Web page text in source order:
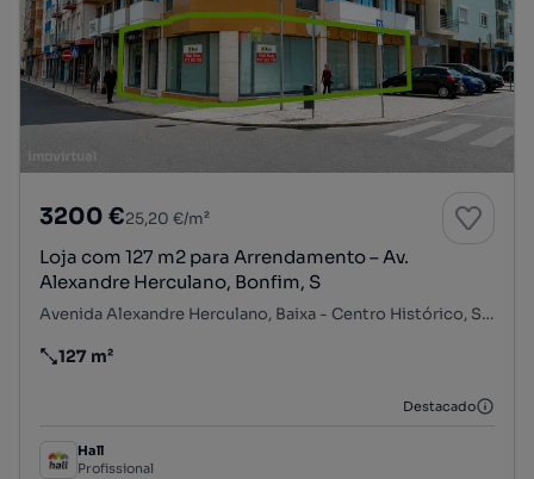
3200 €25,20 €/m²
Loja com 127 m2 para Arrendamento – Av.
Alexandre Herculano, Bonfim, S
Avenida Alexandre Herculano, Baixa - Centro Histórico, S. Julião, N. S. da Anunciada e S. Maria da Graça, Setúbal, Setúbal
Preço por metro quadrado
127 m²
Destacado
Hall
Profissional